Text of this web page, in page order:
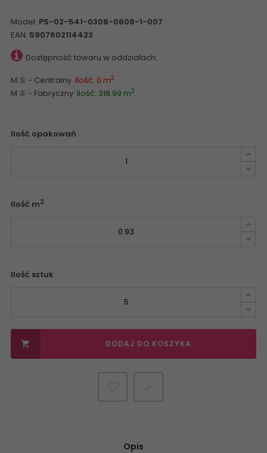
Model: PS-02-541-0308-0608-1-007
EAN: 5907602114423
Dostępność towaru w oddziałach:
M ① - Centralny Ilość: 0 m2
M ② - Fabryczny Ilość: 318.99 m2
Ilość opakowań
Ilość m2
Ilość sztuk
 DODAJ DO KOSZYKA
Opis